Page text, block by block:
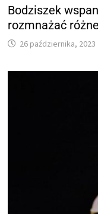
Bodziszek
rozmnażać
26 października, 2023